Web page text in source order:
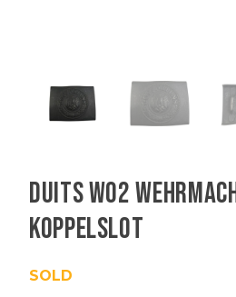
Duits WO2
koppelslot
SOLD